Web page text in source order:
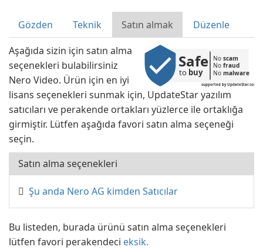
Gözden Teknik Satın almak Düzenle
supported by UpdateStar.com
Safe
to buy
No scam
No fraud
No malware
Aşağıda sizin için satın alma
seçenekleri bulabilirsiniz
Nero Video. Ürün için en iyi
lisans seçenekleri sunmak için, UpdateStar yazılım
satıcıları ve perakende ortakları yüzlerce ile ortaklığa
girmiştir. Lütfen aşağıda favori satın alma seçeneği
seçin.
Satın alma seçenekleri
Şu anda Nero AG kimden Satıcılar
Bu listeden, burada ürünü satın alma seçenekleri
lütfen favori perakendeci eksik.